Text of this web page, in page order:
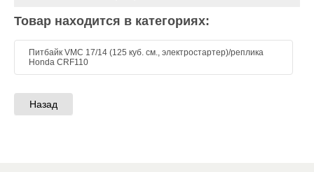
Товар находится в категориях:
Питбайк VMC 17/14 (125 куб. см., электростартер)/реплика
Honda CRF110
Назад